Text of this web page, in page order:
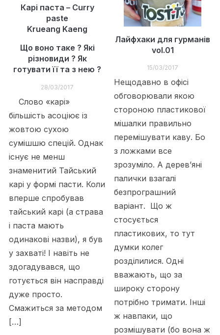
Карі паста – Curry
paste
Krueang Kaeng
Що воно таке ? Які
різновиди ? Як
готувати її та з нею ?
28/03/2017
Слово «карі»
більшість асоціює із
жовтою сухою
сумішшю спецій. Однак
існує не менш
знаменитий Тайський
карі у формі пасти. Коли
вперше спробував
тайський карі (а страва
і паста мають
одинакові назви), я був
у захваті! І навіть не
здогадувався, що
готується він насправді
дуже просто.
Смажиться за методом
[…]
Лайфхаки для гурманів
vol.01
15/03/2017
Нещодавно в офісі
обговорювали якою
стороною пластикової
мішалки правильно
перемішувати каву. Бо
з ложками все
зрозуміло. А дерев’яні
палички взагалі
безпрограшний
варіант. Що ж
стосується
пластикових, то тут
думки колег
розділилися. Одні
вважають, що за
широку сторону
потрібно тримати. Інші
ж навпаки, що
розмішувати (бо вона ж